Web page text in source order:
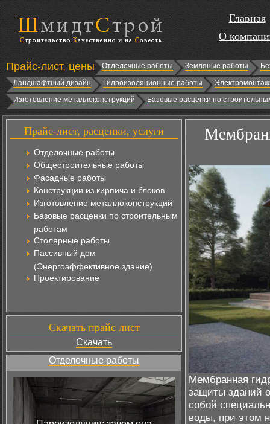
Главная
О
Прайс-лист, цены Отделочные работы Земляные работы
Ландшафтный дизайн
Гидроизоляционные работы
Изготовление металлоконструкций
Базовые расценки по
Прайс-лист, расценки, услуги
Отделочные работы
Общестроительные работы
Фасадные работы
Конструкции из кирпича и блоков
Изготовление металлоконструкций
Базовые расценки по строительным
работам
Столярные работы
Пассивный дом
(Энергоэффективное здание)
Проектирование
Скачать прайс лист
Скачать
Отделочные работы
Мембранная
защиты зданий
собой
воды, при этом